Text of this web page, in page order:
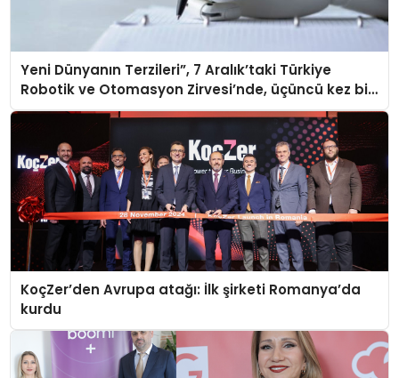
Yeni Dünyanın Terzileri”, 7 Aralık’taki Türkiye
Robotik ve Otomasyon Zirvesi’nde, üçüncü kez bir
araya geliyor
KoçZer’den Avrupa atağı: İlk şirketi Romanya’da
kurdu